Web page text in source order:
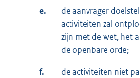
e.
de aanvrager
activiteiten zal
zijn met de wet, het
de openbare orde;
f.
de activiteiten niet